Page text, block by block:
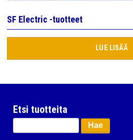
SF Electric -tuotteet
LUE LISÄÄ
Etsi tuotteita
Haku: